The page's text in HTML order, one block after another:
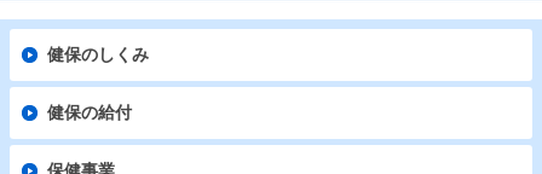
健保のしくみ
健保の給付